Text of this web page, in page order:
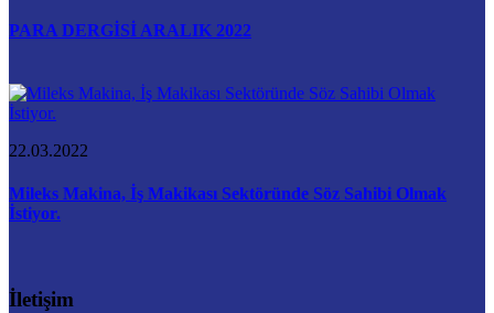
PARA DERGİSİ ARALIK 2022
22.03.2022
Mileks Makina, İş Makikası Sektöründe Söz Sahibi Olmak
İstiyor.
İletişim